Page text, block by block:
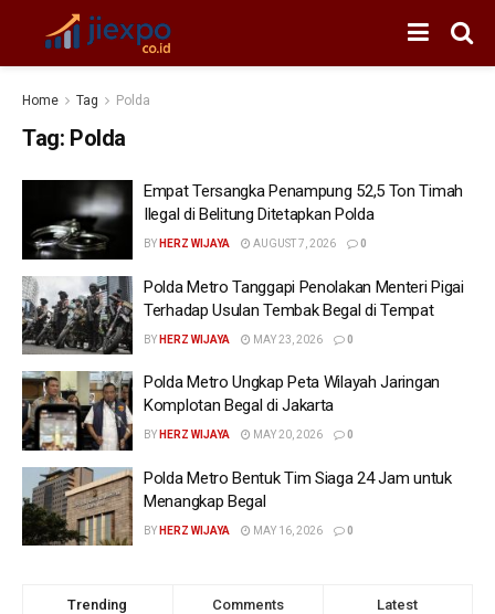
Home Tag Polda
Tag: Polda
Empat Tersangka Penampung 52,5 Ton Timah
Ilegal di Belitung Ditetapkan Polda
BY HERZ WIJAYA AUGUST 7, 2026 0
Polda Metro Tanggapi Penolakan Menteri Pigai
Terhadap Usulan Tembak Begal di Tempat
BY HERZ WIJAYA MAY 23, 2026 0
Polda Metro Ungkap Peta Wilayah Jaringan
Komplotan Begal di Jakarta
BY HERZ WIJAYA MAY 20, 2026 0
Polda Metro Bentuk Tim Siaga 24 Jam untuk
Menangkap Begal
BY HERZ WIJAYA MAY 16, 2026 0
Trending Comments Latest